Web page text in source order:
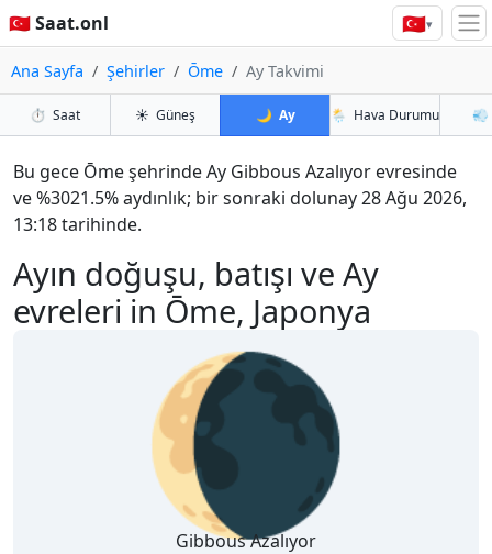
🇹🇷 Saat.onl 🇹🇷▾
Ana Sayfa Şehirler Ōme Ay Takvimi
⏱️ Saat ☀️ Güneş 🌙 Ay 🌦️ Hava Durumu 💨
Ayın doğuşu, batışı ve Ay
evreleri in Ōme, Japonya
Bu gece Ōme şehrinde Ay Gibbous Azalıyor evresinde
ve %3021.5% aydınlık; bir sonraki dolunay 28 Ağu 2026,
13:18 tarihinde.
🌘
Gibbous Azalıyor